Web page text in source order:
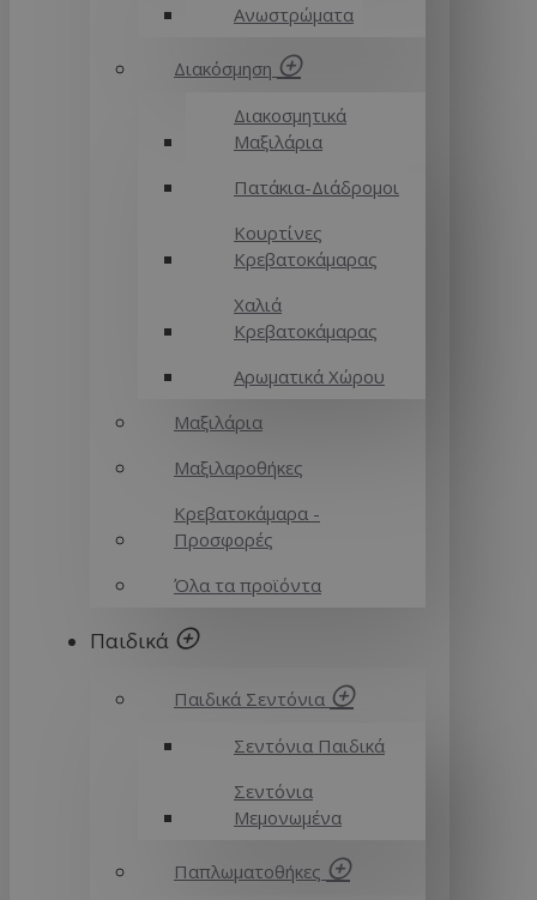
Ανωστρώματα
Διακόσμηση
Διακοσμητικά
Μαξιλάρια
Πατάκια-Διάδρομοι
Κουρτίνες
Κρεβατοκάμαρας
Χαλιά
Κρεβατοκάμαρας
Αρωματικά Χώρου
Μαξιλάρια
Μαξιλαροθήκες
Κρεβατοκάμαρα -
Προσφορές
Όλα τα προϊόντα
Παιδικά
Παιδικά Σεντόνια
Σεντόνια Παιδικά
Σεντόνια
Μεμονωμένα
Παπλωματοθήκες